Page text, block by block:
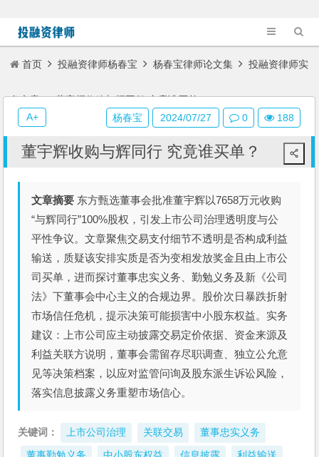
首页 投融资律师杨春宝 杨春宝律师论文集 投融资律师实
务文章 董宇辉收购与辉同行 究竟谁买单？
董宇辉收购与辉同行 究竟谁买单？
文章摘要 东方甄选董事会批准董宇辉以7658万元收购
“与辉同行”100%股权，引发上市公司治理透明度与公
平性争议。文章聚焦交易支付细节不透明是否构成利益
输送，质疑该安排实质是否为变相发放奖金且由上市公
司买单，进而探讨董事忠实义务、勤勉义务及新《公司
法》下董事会中心主义的合规边界。股价次日暴跌折射
市场信任危机，提示决策可能损害中小股东权益。实务
建议：上市公司应主动披露交易定价依据、资金来源及
利益关联方说明，董事会需留存尽职调查、独立公允意
见等决策档案，以应对监管问询及股东派生诉讼风险，
落实信息披露义务重塑市场信心。
关键词： 上市公司治理 关联交易 董事忠实义务
杨春宝 2024/07/27 0 188
A+